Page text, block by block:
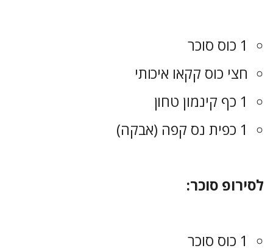
1 כוס סוכר
חצי כוס קקאו איכותי
1 כף קינמון טחון
1 כפית נס קפה (אבקה)
לסירופ סוכר:
1 כוס סוכר